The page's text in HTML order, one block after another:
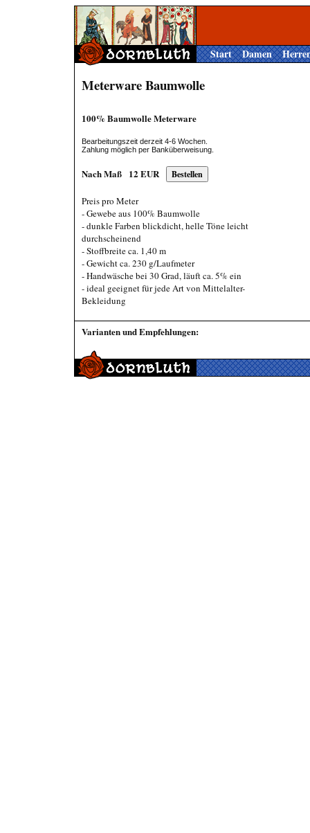
Start Damen
Meterware Baumwolle
100% Baumwolle Meterware
Bearbeitungszeit derzeit 4-6 Wochen.
Zahlung möglich per Banküberweisung.
Nach Maß 12 EUR
Preis pro Meter
- Gewebe aus 100% Baumwolle
- dunkle Farben blickdicht, helle Töne leicht
durchscheinend
- Stoffbreite ca. 1,40 m
- Gewicht ca. 230 g/Laufmeter
- Handwäsche bei 30 Grad, läuft ca. 5% ein
- ideal geeignet für jede Art von Mittelalter-
Bekleidung
Varianten und Empfehlungen: